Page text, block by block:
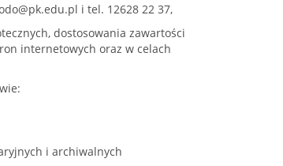
i tel. 12628 22 37,
dostosowania zawartości
internetowych oraz w celach
i archiwalnych